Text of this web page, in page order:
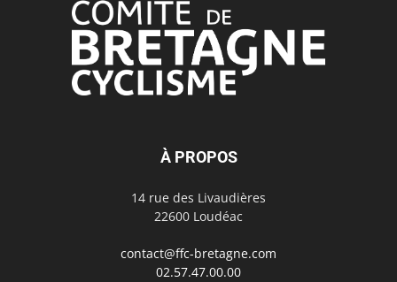
À PROPOS
14 rue des Livaudières
22600 Loudéac
contact@ffc-bretagne.com
02.57.47.00.00